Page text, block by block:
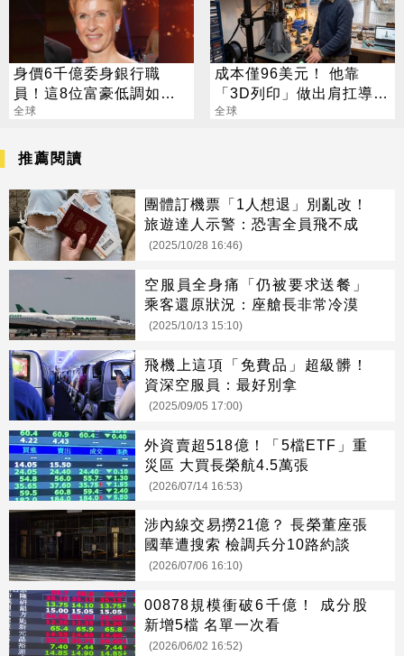
身價6千億委身銀行職
員！這8位富豪低調如普
通人
全球
成本僅96美元！ 他靠
「3D列印」做出肩扛導引
飛彈 專家全嚇傻
全球
推薦閱讀
團體訂機票「1人想退」別亂改！
旅遊達人示警：恐害全員飛不成
(2025/10/28 16:46)
空服員全身痛「仍被要求送餐」
乘客還原狀況：座艙長非常冷漠
(2025/10/13 15:10)
飛機上這項「免費品」超級髒！
資深空服員：最好別拿
(2025/09/05 17:00)
外資賣超518億！「5檔ETF」重
災區 大買長榮航4.5萬張
(2026/07/14 16:53)
涉內線交易撈21億？ 長榮董座張
國華遭搜索 檢調兵分10路約談
(2026/07/06 16:10)
00878規模衝破6千億！ 成分股
新增5檔 名單一次看
(2026/06/02 16:52)